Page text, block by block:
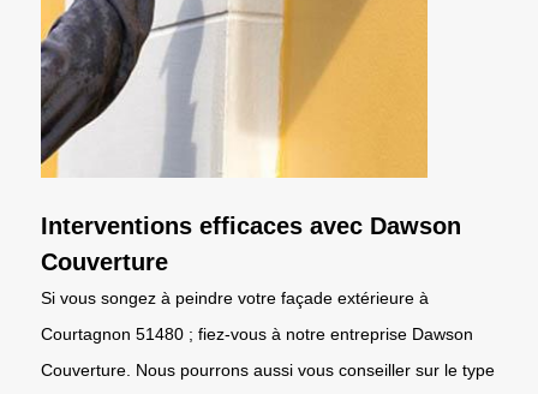
Interventions efficaces avec Dawson
Couverture
Si vous songez à peindre votre façade extérieure à
Courtagnon 51480 ; fiez-vous à notre entreprise Dawson
Couverture. Nous pourrons aussi vous conseiller sur le type